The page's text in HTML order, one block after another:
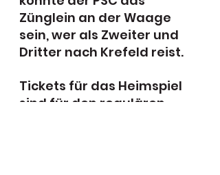
Zünglein an der Waage
sein, wer als Zweiter und
Dritter nach Krefeld reist.
Tickets für das Heimspiel
sind für den regulären